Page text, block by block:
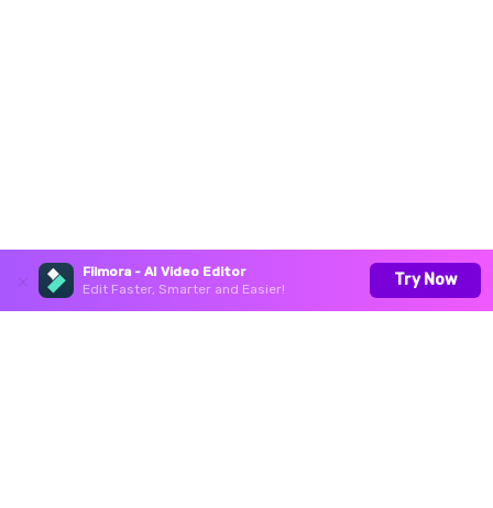
Filmora - AI Video Editor
Edit Faster, Smarter and Easier!
Try Now